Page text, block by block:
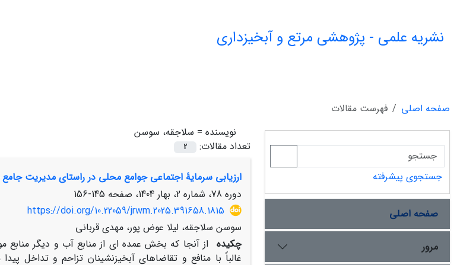
نشریه علمی - پژوهشی مرتع و آبخیزداری
صفحه اصلی
فهرست مقالات
نویسنده = سلاجقه، سوسن
تعداد مقالات:
2
ارزیابی سرمایۀ اجتماعی جوامع محلی در راستای مدیریت جامع
دوره 78، شماره 2، بهار 1404، صفحه
145-156
https://doi.org/10.22059/jrwm.2025.391658.1815
سوسن سلاجقه، لیلا عوض پور، مهدی قربانی
چکیده از آنجا که بخش عمده ای از منابع آب و دیگر منابع
غالباً با منافع و تقاضاهای آبخیزنشینان تزاحم و تداخل
جستجوی پیشرفته
صفحه اصلی
مرور